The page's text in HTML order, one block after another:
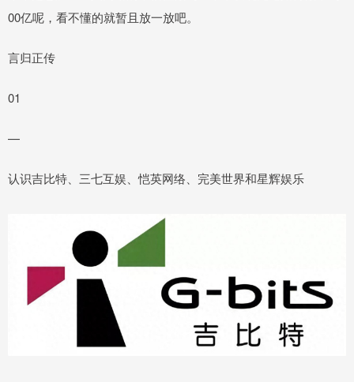
00亿呢，看不懂的就暂且放一放吧。
言归正传
01
—
认识吉比特、三七互娱、恺英网络、完美世界和星辉娱乐